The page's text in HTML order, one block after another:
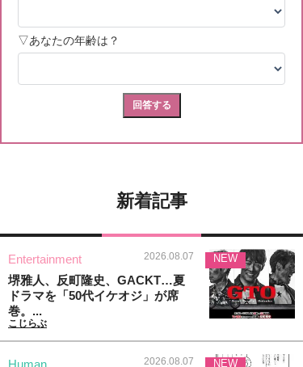
新着記事
Entertainment 2026.08.07
堺雅人、反町隆史、GACKT…夏
ドラマを「50代イケオジ」が席
巻。...
こじらぶ
NEW
Human 2026.08.07 NEW